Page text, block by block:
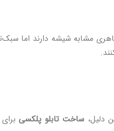
مشابه شیشه دارند اما
دلیل، ساخت تابلو پلکسی